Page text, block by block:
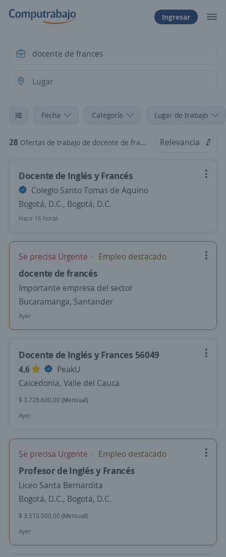
Ingresar
Fecha Categoría Lugar de trabajo
28 Ofertas de trabajo de docente de frances Relevancia
Docente de Inglés y Francés
Colegio Santo Tomas de Aquino
Bogotá, D.C., Bogotá, D.C.
Hace 16 horas
Se precisa Urgente Empleo destacado
docente de francés
Importante empresa del sector
Bucaramanga, Santander
Ayer
Docente de Inglés y Frances 56049
4,6
PeakU
Caicedonia, Valle del Cauca
$ 3.728.600,00 (Mensual)
Ayer
Se precisa Urgente Empleo destacado
Profesor de Inglés y Francés
Liceo Santa Bernardita
Bogotá, D.C., Bogotá, D.C.
$ 3.510.000,00 (Mensual)
Ayer